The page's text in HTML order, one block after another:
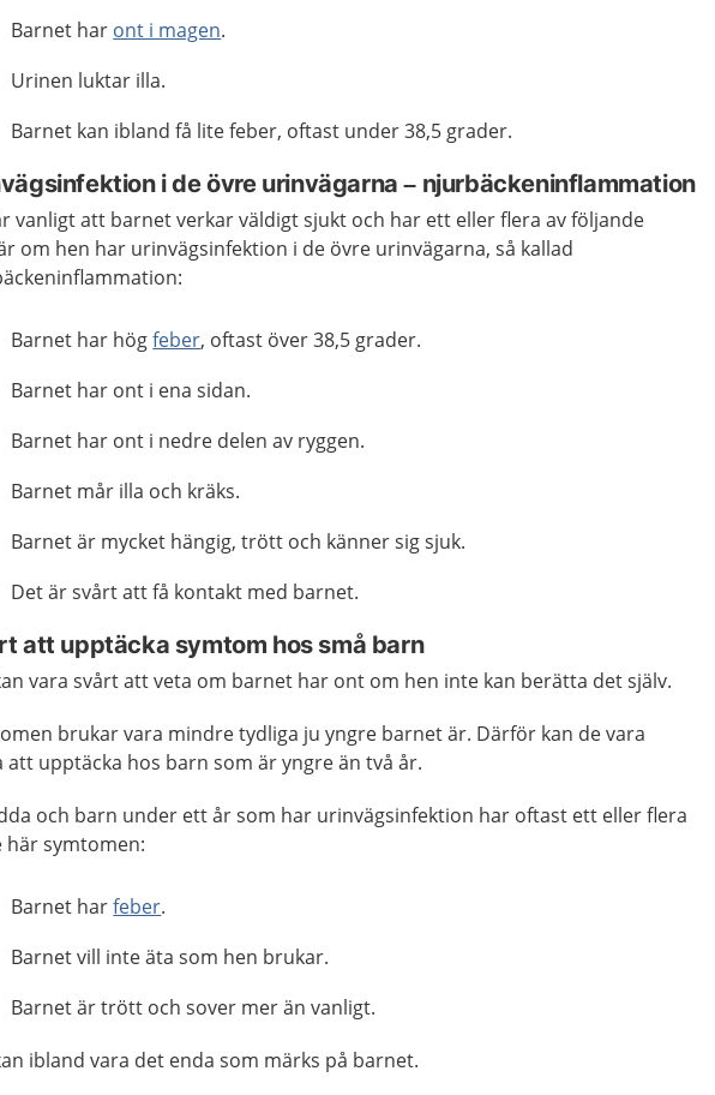
Barnet har ont i magen.
Urinen luktar illa.
Barnet kan ibland få lite feber, oftast under 38,5 grader.
i de övre urinvägarna–njurbäckeninflammation
vanligt att barnet verkar väldigt sjukt och har ett eller flera av följande
om hen har urinvägsinfektion i de övre urinvägarna, så kallad
Barnet har högfeber, oftast över 38,5 grader.
Barnet har ont i ena sidan.
Barnet har ont i nedre delen av ryggen.
Barnet mår illa och kräks.
Barnet är mycket hängig, trött och känner sig sjuk.
Det är svårt att få kontakt med barnet.
att upptäcka symtom hos små barn
vara svårt att veta om barnet har ont om hen inte kan berätta det själv.
brukar vara mindre tydliga ju yngre barnet är. Därför kan de vara
att upptäcka hos barn som är yngre än två år.
och barn under ett år som har urinvägsinfektion har oftast ett eller flera
här symtomen:
Barnet harfeber.
Barnet vill inte äta som hen brukar.
Barnet är trött och sover mer än vanligt.
ibland vara det enda som märks på barnet.